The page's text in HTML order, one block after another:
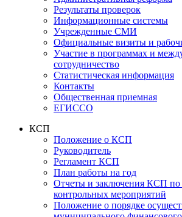
Результаты проверок
Информационные системы
Учрежденные СМИ
Официальные визиты и
Участие в программах и
сотрудничество
Статистическая информация
Контакты
Общественная приемная
ЕГИССО
КСП
Положение о КСП
Руководитель
Регламент КСП
План работы на год
Отчеты и заключения КСП по
контрольных мероприятий
Положение о порядке